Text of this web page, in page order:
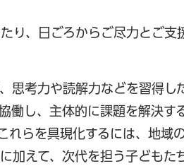
り、日ごろからご尽力とご支
思考力や読解力などを習得し
働し、主体的に課題を解決す
れらを具現化するには、地域
加えて、次代を担う子どもた